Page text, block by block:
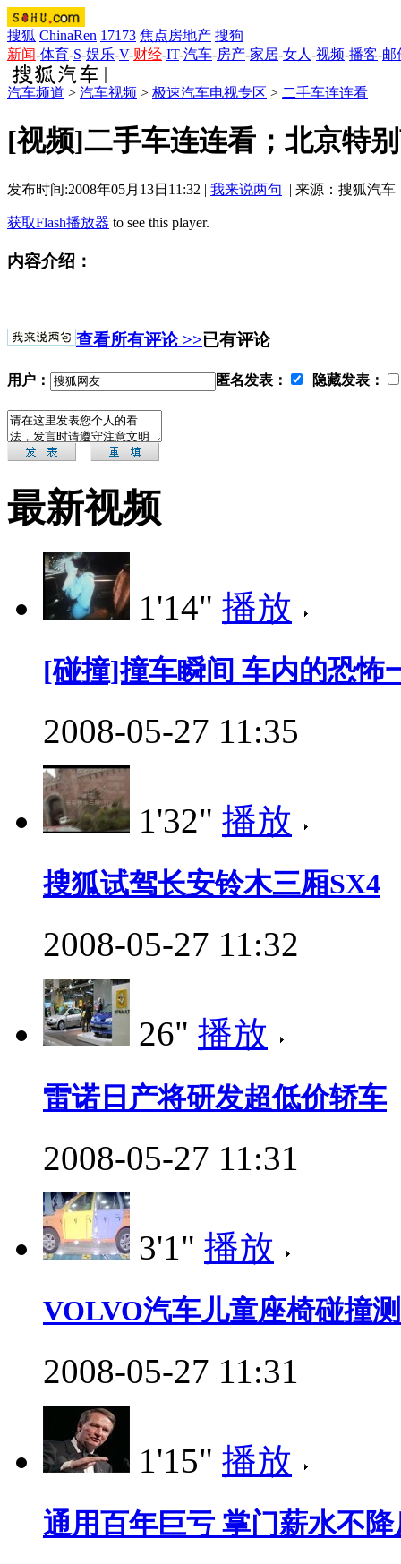
搜狐 ChinaRen 17173 焦点房地产 搜狗
新闻-体育-S-娱乐-V-财经-IT-汽车-房产-家居-女人 -视频-播客-邮
汽车频道 > 汽车视频 > 极速汽车电视专区 > 二手车连连看
[视频]二手车连连看；北京特
发布时间:2008年05月13日11:32 | 我来说两句 | 来源：搜狐汽车
获取Flash播放器 to see this player.
内容介绍：
查看所有评论 >>已有评论
用户： 匿名发表： 隐藏发表：
最新视频
1'14" 播放
[碰撞]撞车瞬间 车内的恐怖
2008-05-27 11:35
1'32" 播放
搜狐试驾长安铃木三厢SX4
2008-05-27 11:32
26" 播放
雷诺日产将研发超低价轿车
2008-05-27 11:31
3'1" 播放
VOLVO汽车儿童座椅碰撞
2008-05-27 11:31
1'15" 播放
通用百年巨亏 掌门薪水不降